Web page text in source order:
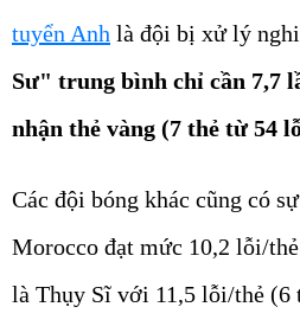
tuyển Anh là đội bị xử lý
Sư" trung bình chỉ cần 7,7
nhận thẻ vàng (7 thẻ từ 54
Các đội bóng khác cũng có
Morocco đạt mức 10,2 lỗi/
là Thụy Sĩ với 11,5 lỗi/thẻ (6